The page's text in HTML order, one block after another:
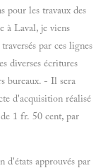
pour les travaux des
à Laval, je viens
par ces lignes
diverses écritures
bureaux. - Il sera
d'acquisition réalisé
1 fr. 50 cent, par
d'états approuvés par